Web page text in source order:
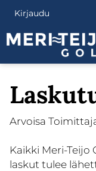
Kirjaudu
Arvoisa
Kaikki Meri-Teijo
laskut tulee